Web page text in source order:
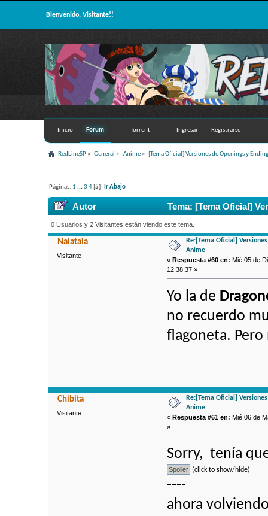
Bienvenido, Visitante!!
Inicio Forum Torrent Ingresar Registrarse
RedLineSP » General » Anime» [Tema Oficial] Versiones de Openings y
Páginas: 1 ...3 4[ 5 Ir Abajo
Autor Tema: [Tema Oficial]
0 Usuarios y 2 Visitantes están viendo este tema.
Nalataia
Visitante
Re:[Tema Oficial]
Anime
«Respuesta #60 en: Mié 05 de
12:38:37 »
Yo la de
no recuerdo
flagoneta.
Chibita
Visitante
Re:[Tema Oficial]
Anime
«Respuesta #61 en: Mié 06 de
»
Sorry, tenía
(click to show/hide)
----
ahora